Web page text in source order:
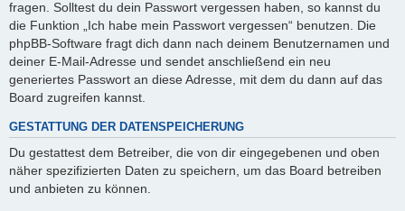
fragen. Solltest du dein Passwort vergessen haben, so kannst du
die Funktion „Ich habe mein Passwort vergessen“ benutzen. Die
phpBB-Software fragt dich dann nach deinem Benutzernamen und
deiner E-Mail-Adresse und sendet anschließend ein neu
generiertes Passwort an diese Adresse, mit dem du dann auf das
Board zugreifen kannst.
GESTATTUNG DER DATENSPEICHERUNG
Du gestattest dem Betreiber, die von dir eingegebenen und oben
näher spezifizierten Daten zu speichern, um das Board betreiben
und anbieten zu können.